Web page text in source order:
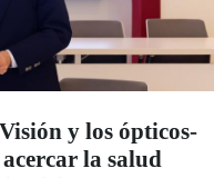
y los ópticos-
la salud